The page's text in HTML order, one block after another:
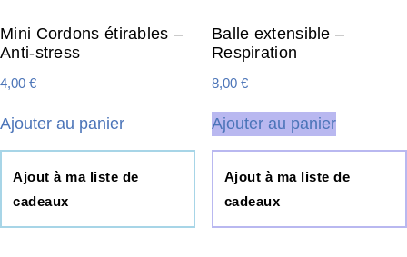
Mini Cordons étirables –
Anti-stress
4,00 €
Ajouter au panier
Ajout à ma liste de
cadeaux
Balle extensible –
Respiration
8,00 €
Ajouter au panier
Ajout à ma liste de
cadeaux